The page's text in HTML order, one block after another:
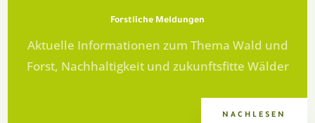
Forstliche Meldungen
Aktuelle Informationen zum Thema Wald und
Forst, Nachhaltigkeit und zukunftsfitte Wälder
NACHLESEN